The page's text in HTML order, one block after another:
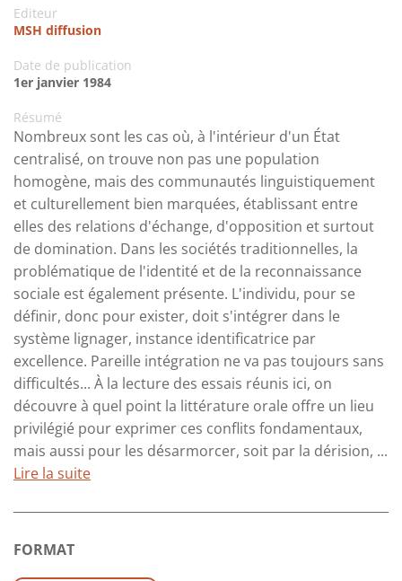
Editeur
MSH diffusion
Date de publication
1er janvier 1984
Résumé
Nombreux sont les cas où, à l'intérieur d'un État
centralisé, on trouve non pas une population
homogène, mais des communautés linguistiquement
et culturellement bien marquées, établissant entre
elles des relations d'échange, d'opposition et surtout
de domination. Dans les sociétés traditionnelles, la
problématique de l'identité et de la reconnaissance
sociale est également présente. L'individu, pour se
définir, donc pour exister, doit s'intégrer dans le
système lignager, instance identificatrice par
excellence. Pareille intégration ne va pas toujours sans
difficultés... À la lecture des essais réunis ici, on
découvre à quel point la littérature orale offre un lieu
privilégié pour exprimer ces conflits fondamentaux,
mais aussi pour les désarmorcer, soit par la dérision, ...
Lire la suite
FORMAT